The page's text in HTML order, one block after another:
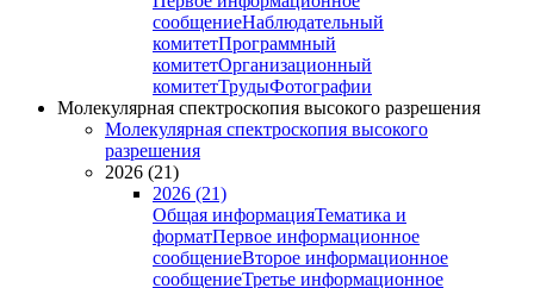
сообщениеНаблюдательный
комитетПрограммный
комитетОрганизационный
комитетТрудыФотографии
Молекулярная спектроскопия высокого разрешения
Молекулярная спектроскопия высокого
разрешения
2026 (21)
2026 (21)
Общая информацияТематика и
форматПервое информационное
сообщениеВторое информационное
сообщениеТретье информационное